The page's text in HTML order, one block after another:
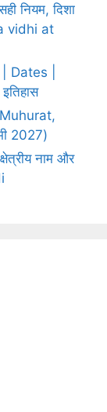
नियम, दिशा
vidhi at
Dates |
2027)
नाम और